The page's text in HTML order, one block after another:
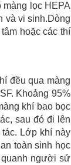
màng lọc HEPA
và vi sinh.Dòng
hoặc các thí
đều qua màng
Khoảng 95%
khí bao bọc
sau đó đi lên
Lớp khí này
toàn sinh học
quanh người sử